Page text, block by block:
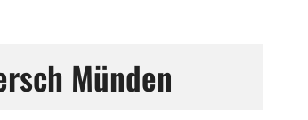
Münden